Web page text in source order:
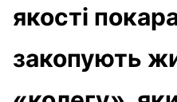
якості
закопують